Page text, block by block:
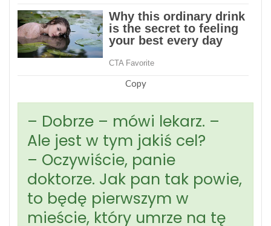
Copy
– Dobrze – mówi lekarz. –
Ale jest w tym jakiś cel?
– Oczywiście, panie
doktorze. Jak pan tak powie,
to będę pierwszym w
mieście, który umrze na tę